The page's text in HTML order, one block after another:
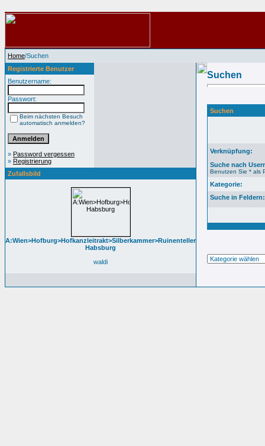
Home/Suchen
Registrierte Benutzer
Benutzername:
Passwort:
Beim nächsten Besuch
automatisch anmelden?
» Password vergessen
» Registrierung
Zufallsbild
A:Wien>Hofburg>Hofkanzleitrakt>Silberkammer>Ruinenteller
Habsburg
waldi
Suchen
Suchen
Verknüpfung:
Suche nach
Benutzen Sie * als
Kategorie:
Suche in Feldern: